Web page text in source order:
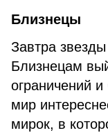
Близнецы
Завтра
Близнецам
ограничений
мир
мирок, в